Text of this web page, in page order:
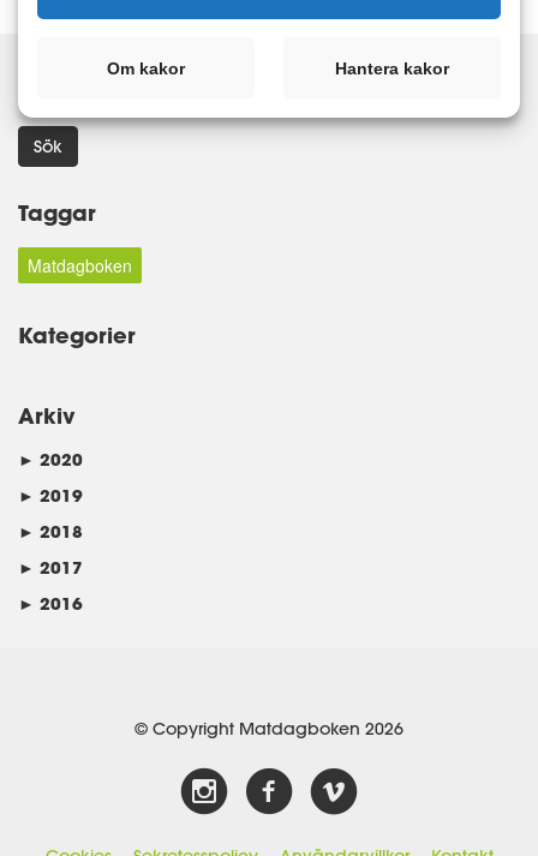
Sök
Taggar
Matdagboken
Kategorier
Arkiv
► 2020
► 2019
► 2018
► 2017
► 2016
© Copyright Matdagboken 2026
Om kakor Hantera kakor